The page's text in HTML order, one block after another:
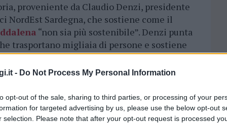
- Do Not Process My Personal Information
opt-out of the sale, sharing to third parties, or processing of your
for targeted advertising by us, please use the below opt-out
selection. Please note that after your opt-out request is processed
proveniente da Claudio Denzi, presidente
NordEst Sardegna, che sostiene come il
“non sia più sostenibile”. Denzi punta
trasportano migliaia di persone e sostiene
è vicina, come evidenziato anche
in un rapporto del 2017.
il sindaco: “Stop all’ordinanza sui